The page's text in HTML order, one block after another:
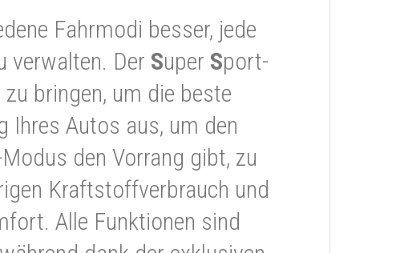
Fahrmodi besser, jede
verwalten. Der Super Sport-
bringen, um die beste
Ihres Autos aus, um den
den Vorrang gibt, zu
Kraftstoffverbrauch und
Alle Funktionen sind